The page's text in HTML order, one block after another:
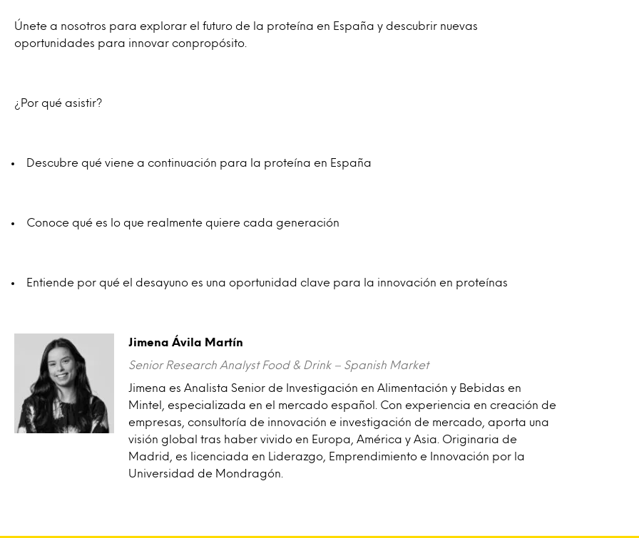
Únete a nosotros para explorar el futuro de la proteína en España y descubrir nuevas
oportunidades para innovar conpropósito.
¿Por qué asistir?
Descubre qué viene a continuación para la proteína en España
Conoce qué es lo que realmente quiere cada generación
Entiende por qué el desayuno es una oportunidad clave para la innovación en proteínas
Jimena Ávila Martín
Senior Research Analyst Food & Drink – Spanish Market
Jimena es Analista Senior de Investigación en Alimentación y Bebidas en
Mintel, especializada en el mercado español. Con experiencia en creación de
empresas, consultoría de innovación e investigación de mercado, aporta una
visión global tras haber vivido en Europa, América y Asia. Originaria de
Madrid, es licenciada en Liderazgo, Emprendimiento e Innovación por la
Universidad de Mondragón.